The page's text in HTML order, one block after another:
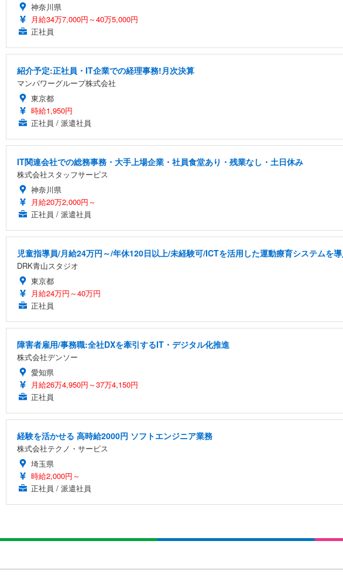
神奈川県
月給34万7,000円～40万5,000円
正社員
紹介予定:正社員・IT企業での経理事務!月次決算
マンパワーグループ株式会社
東京都
時給1,950円
正社員 / 派遣社員
IT関連会社での総務事務・大手上場企業・社員食堂あり・残業なし・土日休み
株式会社スタッフサービス
神奈川県
月給20万2,000円～
正社員 / 派遣社員
児童指導員/月給24万円～/年休120日以上/未経験可/ICTを活用した運動療育システムを
DRK青山スタジオ
東京都
月給24万円～40万円
正社員
障害者雇用/事務職:全社DXを牽引するIT・デジタル化推進
株式会社デンソー
愛知県
月給26万4,950円～37万4,150円
正社員
経験を活かせる 高時給2000円 ソフトエンジニア業務
株式会社テクノ・サービス
埼玉県
時給2,000円～
正社員 / 派遣社員